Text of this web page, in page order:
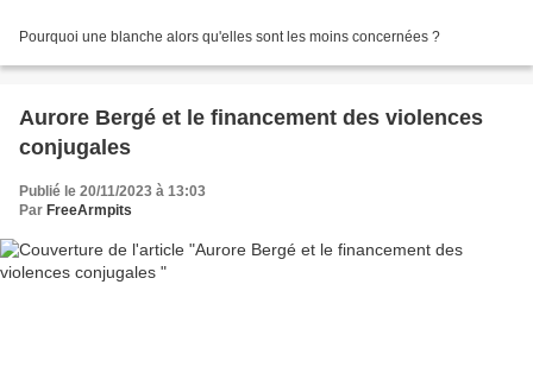
Pourquoi une blanche alors qu'elles sont les moins concernées ?
Aurore Bergé et le financement des violences
conjugales
Publié le 20/11/2023 à 13:03
Par FreeArmpits